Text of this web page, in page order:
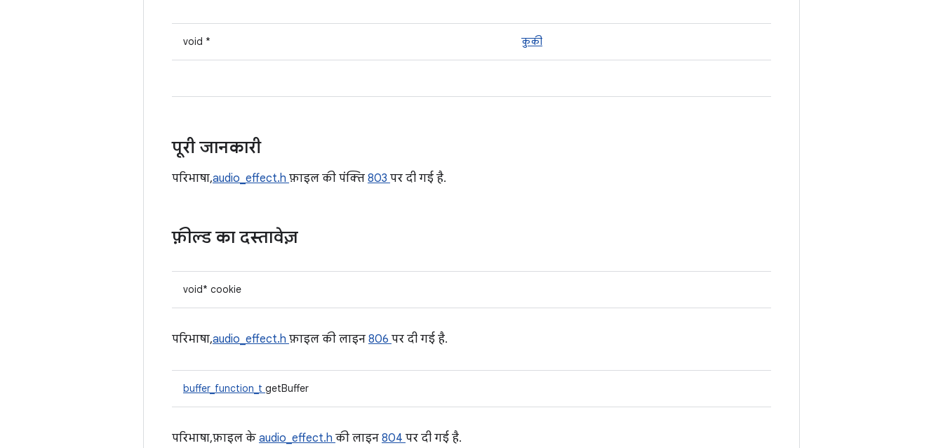
void * कुकी
पूरी जानकारी
परिभाषा,audio_effect.h फ़ाइल की पंक्ति 803 पर दी गई है.
फ़ील्ड का दस्तावेज़
void* cookie
परिभाषा,audio_effect.h फ़ाइल की लाइन 806 पर दी गई है.
buffer_function_t getBuffer
परिभाषा, फ़ाइल के audio_effect.h की लाइन 804 पर दी गई है.